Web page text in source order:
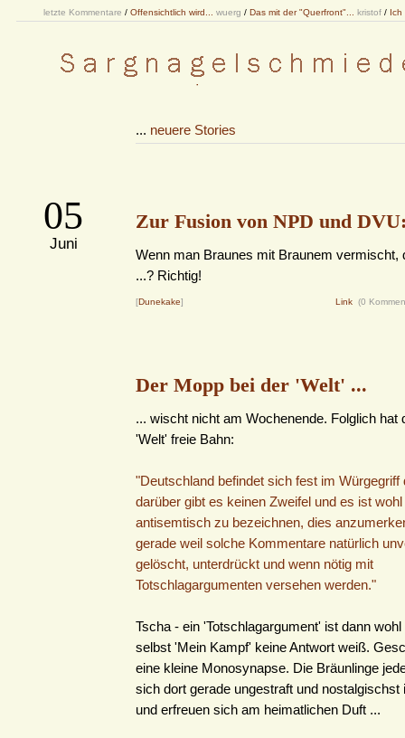
letzte Kommentare / Offensichtlich wird... wuerg / Das mit der "Querfront"... kristof / Ich
... neuere Stories
05
Juni
Zur Fusion von NPD und
Wenn man Braunes mit Braunem vermischt,
...? Richtig!
[Dunekake] Link (0
Der Mopp bei der 'Welt' ...
... wischt nicht am Wochenende. Folglich hat
'Welt' freie Bahn:
"Deutschland befindet sich fest im Würgegriff
darüber gibt es keinen Zweifel und es ist
antisemtisch zu bezeichnen, dies
gerade weil solche Kommentare natürlich
gelöscht, unterdrückt und wenn nötig mit
Totschlagargumenten versehen werden."
Tscha - ein 'Totschlagargument' ist dann
selbst 'Mein Kampf' keine Antwort weiß.
eine kleine Monosynapse. Die Bräunlinge
sich dort gerade ungestraft und nostalgischst
und erfreuen sich am heimatlichen Duft ...